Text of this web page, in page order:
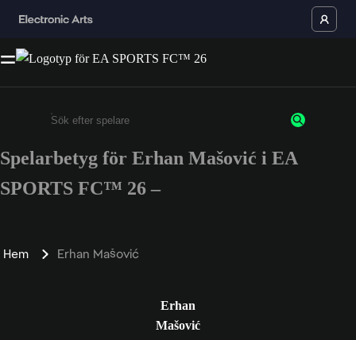
Ange minst 3 tecken eller siffror
Spelarbetyg för Erhan Mašović i EA
SPORTS FC™ 26 –
Hem Erhan Mašović
Erhan
Mašović